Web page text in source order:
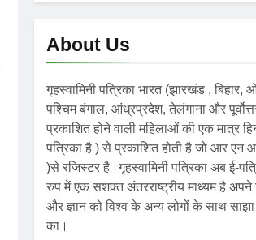
About Us
गृहस्वामिनी पत्रिका भारत (झारखंड , बिहार,
पश्चिम बंगाल, आंध्रप्रदेश, तेलंगाना और
प्रकाशित होने वाली महिलाओं की एक मात्र
पत्रिका है ) से प्रकाशित होती है जो आर एन
)से रजिस्टर है।गृहस्वामिनी पत्रिका अब ई-
रुप में एक सशक्त अंतरराष्ट्रीय माध्यम है अपने
और ज्ञान को विश्व के अन्य लोगों के साथ
का।